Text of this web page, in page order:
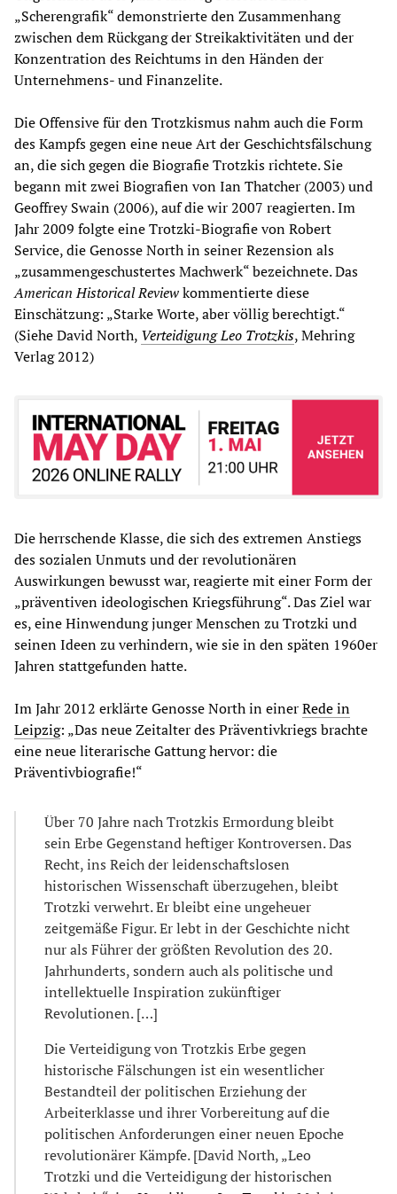
„Scherengrafik“ demonstrierte den Zusammenhang
zwischen dem Rückgang der Streikaktivitäten und der
Konzentration des Reichtums in den Händen der
Unternehmens- und Finanzelite.
Die Offensive für den Trotzkismus nahm auch die Form
des Kampfs gegen eine neue Art der Geschichtsfälschung
an, die sich gegen die Biografie Trotzkis richtete. Sie
begann mit zwei Biografien von Ian Thatcher (2003) und
Geoffrey Swain (2006), auf die wir 2007 reagierten. Im
Jahr 2009 folgte eine Trotzki-Biografie von Robert
Service, die Genosse North in seiner Rezension als
„zusammengeschustertes Machwerk“ bezeichnete. Das
American Historical Reviewkommentierte diese
Einschätzung: „Starke Worte, aber völlig berechtigt.“
(Siehe David North, Verteidigung Leo Trotzkis, Mehring
Verlag 2012)
Die herrschende Klasse, die sich des extremen Anstiegs
des sozialen Unmuts und der revolutionären
Auswirkungen bewusst war, reagierte mit einer Form der
„präventiven ideologischen Kriegsführung“. Das Ziel war
es, eine Hinwendung junger Menschen zu Trotzki und
seinen Ideen zu verhindern, wie sie in den späten 1960er
Jahren stattgefunden hatte.
Im Jahr 2012 erklärte Genosse North in einerRede in
Leipzig: „Das neue Zeitalter des Präventivkriegs brachte
eine neue literarische Gattung hervor: die
Präventivbiografie!“
Über 70 Jahre nach Trotzkis Ermordung bleibt
sein Erbe Gegenstand heftiger Kontroversen. Das
Recht, ins Reich der leidenschaftslosen
historischen Wissenschaft überzugehen, bleibt
Trotzki verwehrt. Er bleibt eine ungeheuer
zeitgemäße Figur. Er lebt in der Geschichte nicht
nur als Führer der größten Revolution des 20.
Jahrhunderts, sondern auch als politische und
intellektuelle Inspiration zukünftiger
Revolutionen. […]
Die Verteidigung von Trotzkis Erbe gegen
historische Fälschungen ist ein wesentlicher
Bestandteil der politischen Erziehung der
Arbeiterklasse und ihrer Vorbereitung auf die
politischen Anforderungen einer neuen Epoche
revolutionärer Kämpfe. [David North, „Leo
Trotzki und die Verteidigung der historischen